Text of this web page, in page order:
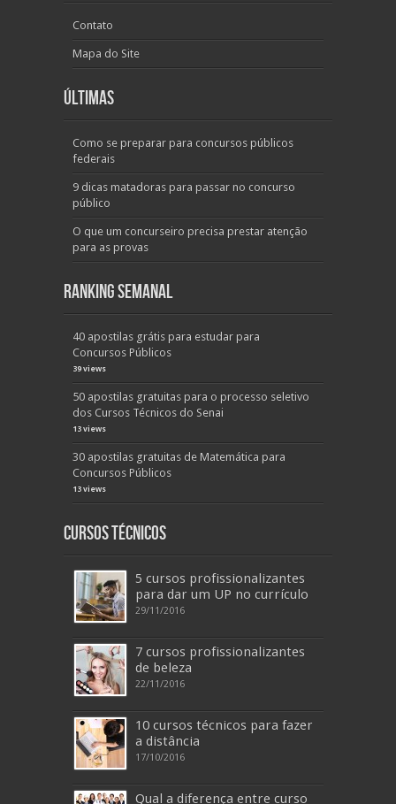
Contato
Mapa do Site
Últimas
Como se preparar para concursos públicos
federais
9 dicas matadoras para passar no concurso
público
O que um concurseiro precisa prestar atenção
para as provas
Ranking Semanal
40 apostilas grátis para estudar para
Concursos Públicos
39 views
50 apostilas gratuitas para o processo seletivo
dos Cursos Técnicos do Senai
13 views
30 apostilas gratuitas de Matemática para
Concursos Públicos
13 views
Cursos Técnicos
5 cursos profissionalizantes
para dar um UP no currículo
29/11/2016
7 cursos profissionalizantes
de beleza
22/11/2016
10 cursos técnicos para fazer
a distância
17/10/2016
Qual a diferença entre curso